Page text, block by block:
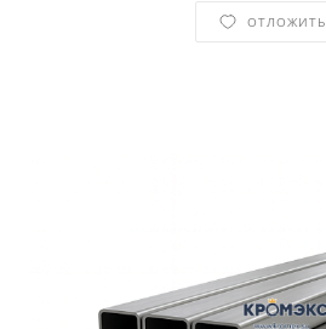
ОТЛОЖИТЬ